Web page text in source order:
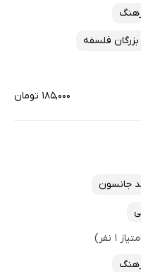
بزرگان فلسفه
۱۸۵,۰۰۰ تومان
جانسون
۱ نفر)